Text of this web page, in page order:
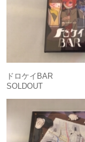
ドロケイBAR
SOLDOUT